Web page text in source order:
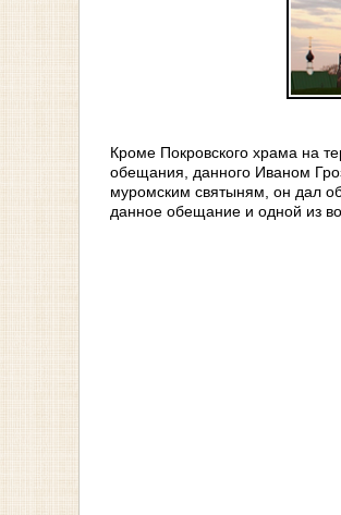
Кроме Покровского храма на
обещания, данного Иваном
муромским святыням, он дал
данное обещание и одной из